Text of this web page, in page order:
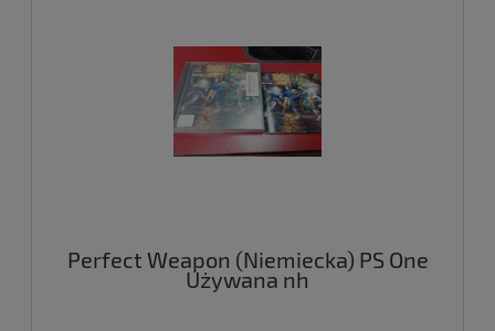
Perfect Weapon (Niemiecka) PS One
Używana nh